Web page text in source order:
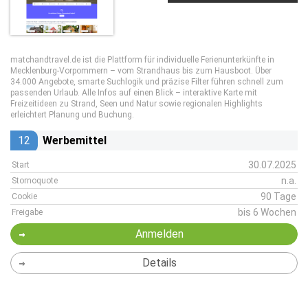
matchandtravel.de ist die Plattform für individuelle Ferienunterkünfte in
Mecklenburg-Vorpommern – vom Strandhaus bis zum Hausboot. Über
34.000 Angebote, smarte Suchlogik und präzise Filter führen schnell zum
passenden Urlaub. Alle Infos auf einen Blick – interaktive Karte mit
Freizeitideen zu Strand, Seen und Natur sowie regionalen Highlights
erleichtert Planung und Buchung.
12 Werbemittel
Start 30.07.2025
Stornoquote n.a.
Cookie 90 Tage
Freigabe bis 6 Wochen
Anmelden
Details